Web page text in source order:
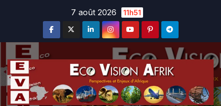
7 août 2026 11h51